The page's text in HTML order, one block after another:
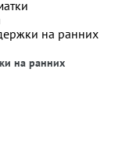
на ранних